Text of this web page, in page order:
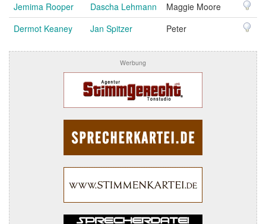
Jemima Rooper
Dascha Lehmann
Maggie Moore
Dermot Keaney
Jan Spitzer Peter
Werbung